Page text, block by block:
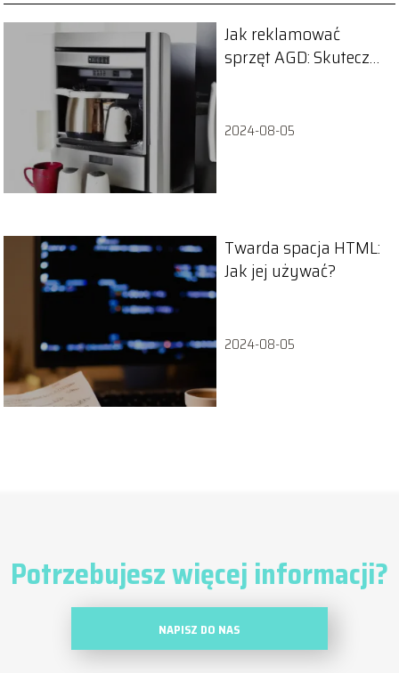
Jak reklamować
sprzęt AGD: Skuteczne
2024-08-05
Twarda spacja HTML:
Jak jej używać?
2024-08-05
Potrzebujesz więcej informacji?
NAPISZ DO NAS